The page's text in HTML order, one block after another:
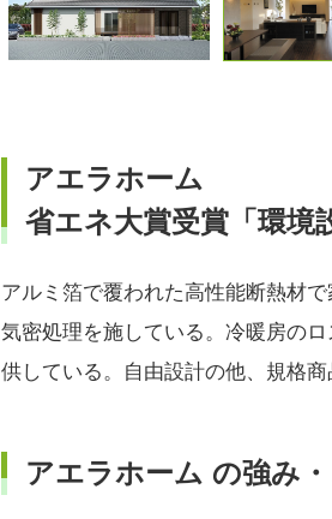
アエラホーム
省エネ大賞受賞「環境
アルミ箔で覆われた高性能断熱材
気密処理を施している。冷暖房の
供している。自由設計の他、規格商
アエラホーム の強み